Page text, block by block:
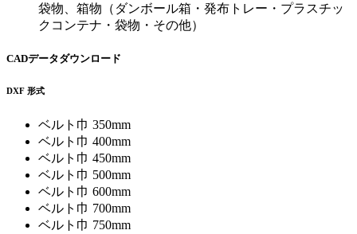
袋物、箱物（ダンボール箱・発布トレー・プラスチッ
クコンテナ・袋物・その他）
CADデータダウンロード
DXF 形式
ベルト巾 350mm
ベルト巾 400mm
ベルト巾 450mm
ベルト巾 500mm
ベルト巾 600mm
ベルト巾 700mm
ベルト巾 750mm